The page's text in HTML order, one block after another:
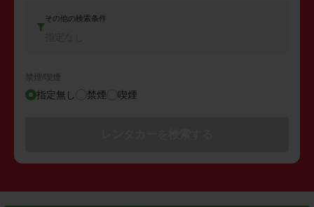
その他の検索条件
禁煙/喫煙
指定無し 禁煙 喫煙